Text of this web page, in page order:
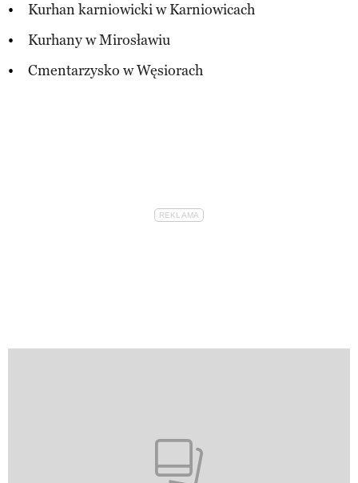
Kurhan karniowicki w Karniowicach
Kurhany w Mirosławiu
Cmentarzysko w Węsiorach